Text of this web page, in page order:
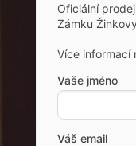
Oficiální
Zámku
Více informací
Vaše jméno
Váš email